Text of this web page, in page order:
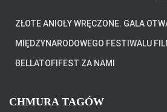
ZŁOTE ANIOŁY WRĘCZONE. GALA
MIĘDZYNARODOWEGO FESTIWALU
BELLATOFIFEST ZA NAMI
CHMURA TAGÓW